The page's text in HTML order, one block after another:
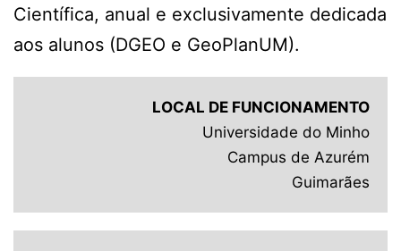
Científica, anual e exclusivamente dedicada
aos alunos (DGEO e GeoPlanUM).
LOCAL DE FUNCIONAMENTO
Universidade do Minho
Campus de Azurém
Guimarães